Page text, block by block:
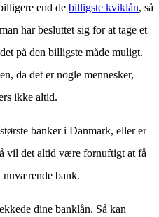
end de billigste kviklån, så
har besluttet sig for at tage et
på den billigste måde muligt.
da det er nogle mennesker,
ikke altid.
banker i Danmark, eller er
vil det altid være fornuftigt at få
nuværende bank.
dine banklån. Så kan